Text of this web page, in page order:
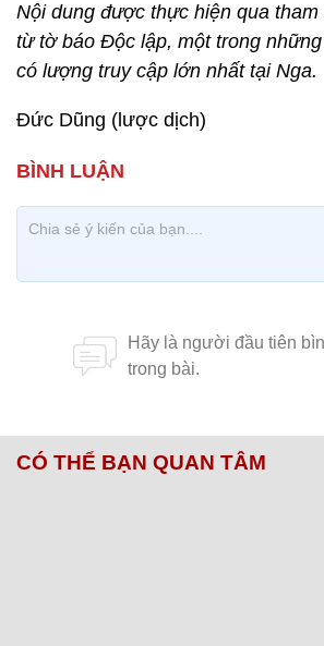
Nội dung được thực hiện qua
từ tờ báo Độc lập, một trong
có lượng truy cập lớn nhất tại Nga.
Đức Dũng (lược dịch)
CÓ THỂ BẠN QUAN TÂM